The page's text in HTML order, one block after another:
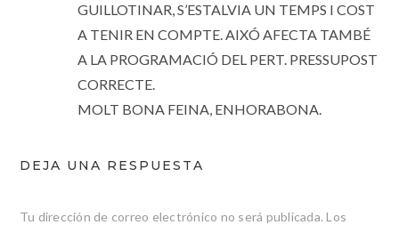
GUILLOTINAR, S’ESTALVIA UN TEMPS I COST
A TENIR EN COMPTE. AIXÓ AFECTA TAMBÉ
A LA PROGRAMACIÓ DEL PERT. PRESSUPOST
CORRECTE.
MOLT BONA FEINA, ENHORABONA.
DEJA UNA RESPUESTA
Tu dirección de correo electrónico no será publicada. Los